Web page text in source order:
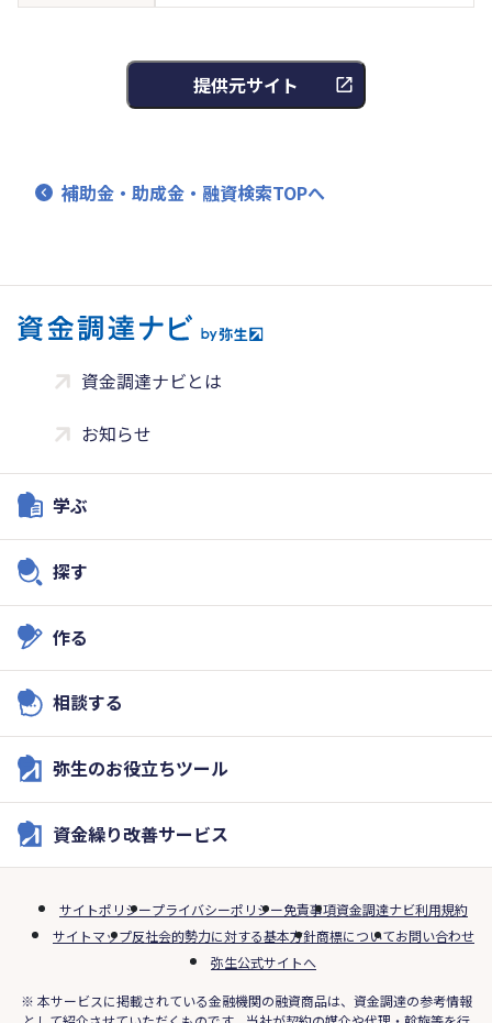
提供元サイト
補助金・助成金・融資検索TOPへ
資金調達ナビとは
お知らせ
学ぶ
探す
作る
相談する
弥生のお役立ちツール
資金繰り改善サービス
サイトポリシープライバシーポリシー免責事項資金調達ナビ利用規約
サイトマップ反社会的勢力に対する基本方針商標についてお問い合わせ
弥生公式サイトへ
※ 本サービスに掲載されている金融機関の融資商品は、資金調達の参考情報